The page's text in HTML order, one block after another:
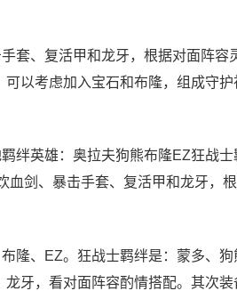
套、复活甲和龙牙，根据对面阵容
以考虑加入宝石和布隆，组成守护
绊英雄：奥拉夫狗熊布隆EZ狂战士
血剑、暴击手套、复活甲和龙牙，
隆、EZ。狂战士羁绊是：蒙多、狗
牙，看对面阵容酌情搭配。其次装